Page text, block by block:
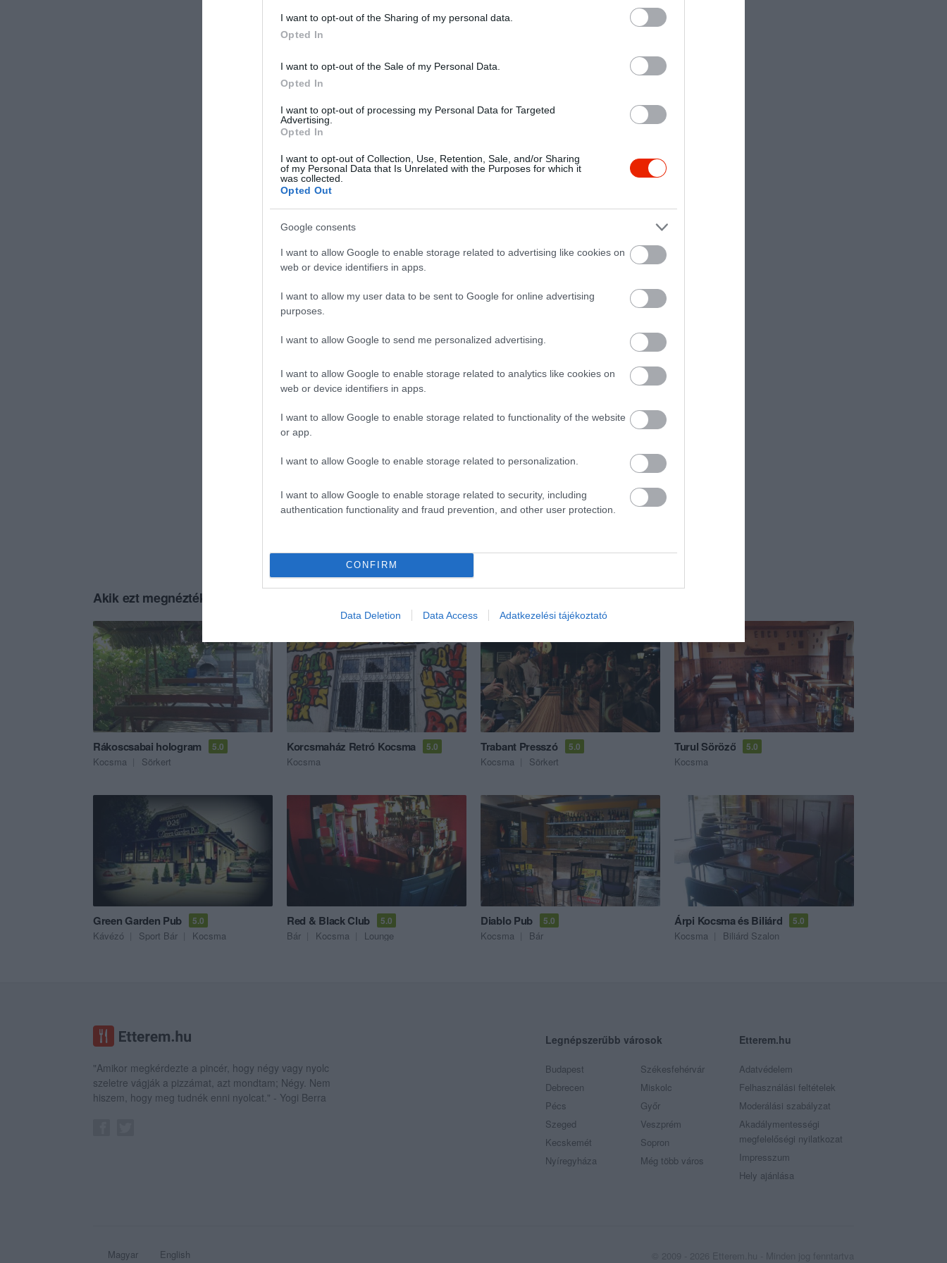
I want to opt-out of the Sharing of my personal data.
Opted In
I want to opt-out of the Sale of my Personal Data.
Opted In
I want to opt-out of processing my Personal Data for Targeted
Advertising.
Opted In
I want to opt-out of Collection, Use, Retention, Sale, and/or Sharing
of my Personal Data that Is Unrelated with the Purposes for which it
was collected.
Opted Out
Google consents
I want to allow Google to enable storage related to advertising like cookies on
web or device identifiers in apps.
I want to allow my user data to be sent to Google for online advertising
purposes.
I want to allow Google to send me personalized advertising.
I want to allow Google to enable storage related to analytics like cookies on
web or device identifiers in apps.
I want to allow Google to enable storage related to functionality of the website
or app.
I want to allow Google to enable storage related to personalization.
I want to allow Google to enable storage related to security, including
authentication functionality and fraud prevention, and other user protection.
CONFIRM
Data Deletion Data Access Adatkezelési tájékoztató
Akik ezt megnézték, ezeket is megnézték...
Rákoscsabai hologram 5.0
Kocsma Sörkert
Korcsmaház Retró Kocsma 5.0
Kocsma
Trabant Presszó 5.0
Kocsma Sörkert
Turul Söröző 5.0
Kocsma
Green Garden Pub 5.0
Kávézó Sport Bár Kocsma
Red & Black Club 5.0
Bár Kocsma Lounge
Diablo Pub 5.0
Kocsma Bár
Árpi Kocsma és Biliárd 5.0
Kocsma Biliárd Szalon
"Amikor megkérdezte a pincér, hogy négy vagy nyolc
szeletre vágják a pizzámat, azt mondtam; Négy. Nem
hiszem, hogy meg tudnék enni nyolcat." - Yogi Berra
Legnépszerűbb városok
Budapest
Debrecen
Pécs
Szeged
Kecskemét
Nyíregyháza
Székesfehérvár
Miskolc
Győr
Veszprém
Sopron
Még több város
Etterem.hu
Adatvédelem
Felhasználási feltételek
Moderálási szabályzat
Akadálymentességi
megfelelőségi nyilatkozat
Impresszum
Hely ajánlása
Magyar English